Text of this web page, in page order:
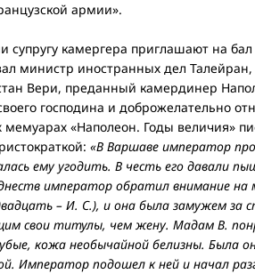
армии».
супругу камергера приглашают на
министр иностранных дел
Вери, преданный камердинер
господина и доброжелательно
мемуарах «Наполеон. Годы величия»
«В Варшаве император
ему угодить. В честь его давали
император обратил внимание
– И. С.), и она была замужем за
свои титулы, чем жену. Мадам В.
кожа необычайной белизны. Была
Император подошел к ней и начал